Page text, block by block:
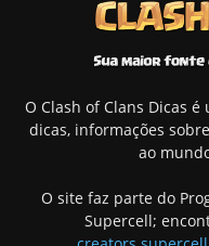
O Clash of Clans Dicas
dicas, informações
ao
O site faz parte do
Supercell;